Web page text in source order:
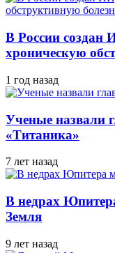
В России
хроническую
1 год назад
Ученые назвали
«Титаника»
7 лет назад
В недрах
Земля
9 лет назад